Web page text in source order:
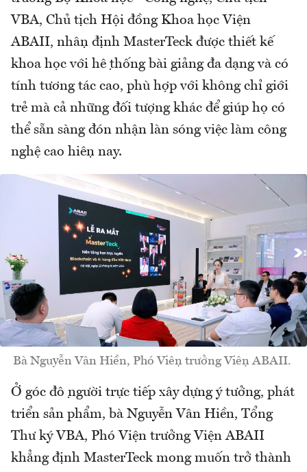
VBA, Chủ tịch Hội đồng Khoa học Viện
ABAII, nhận định MasterTeck được thiết kế
khoa học với hệ thống bài giảng đa dạng và có
tính tương tác cao, phù hợp với không chỉ giới
trẻ mà cả những đối tượng khác để giúp họ có
thể sẵn sàng đón nhận làn sóng việc làm công
nghệ cao hiện nay.
Bà Nguyễn Vân Hiền, Phó Viện trưởng Viện ABAII.
Ở góc độ người trực tiếp xây dựng ý tưởng, phát
triển sản phẩm, bà Nguyễn Vân Hiền, Tổng
Thư ký VBA, Phó Viện trưởng Viện ABAII
khẳng định MasterTeck mong muốn trở thành